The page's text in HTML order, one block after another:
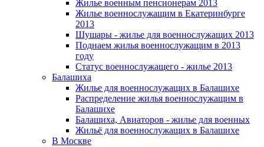
Жилье военным пенсионерам 2013
Жилье военнослужащим в Екатеринбурге
2013
Шушары - жилье для военнослужащих 2013
Поднаем жилья военнослужащим в 2013
году
Статус военнослужащего - жилье 2013
Балашиха
Жилье для военнослужащих в Балашихе
Распределение жилья военнослужащим в
Балашихе
Балашиха, Авиаторов - жилье для военных
Жильё для военнослужащих в Балашихе
В Москве